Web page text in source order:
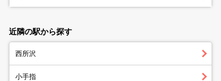
近隣の駅から探す
西所沢
小手指